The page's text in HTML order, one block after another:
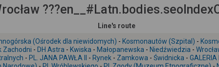
Line's route
(Ośrodek dla niewidomych) - Kosmonautów (Szpital) -
Zachodni - DH Astra - Kwiska - Małopanewska - Niedźwiedzia -
- PL. JANA PAWŁA II - Rynek - Zamkowa - Świdnicka - GALERIA